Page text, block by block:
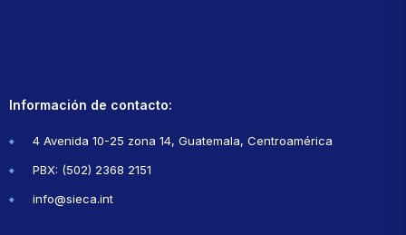
Información de contacto:
4 Avenida 10-25 zona 14, Guatemala, Centroamérica
PBX: (502) 2368 2151
info@sieca.int